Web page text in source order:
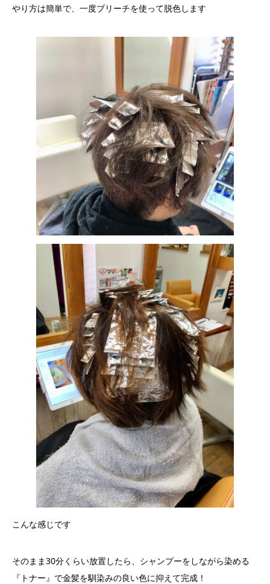
やり方は簡単で、一度ブリーチを使って脱色します
こんな感じです
そのまま30分くらい放置したら、シャンプーをしながら染める
『トナー』で金髪を馴染みの良い色に抑えて完成！